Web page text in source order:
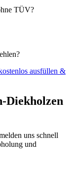
TÜV?
ausfüllen &
Diekholzen
uns schnell
und